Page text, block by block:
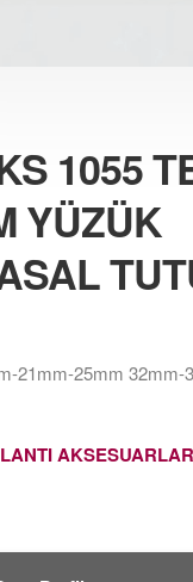
1055
YÜZÜK
21mm-25mm 32mm-